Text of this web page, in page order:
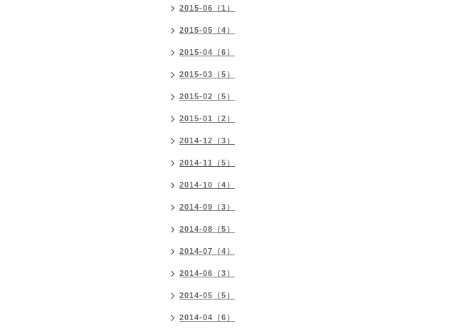
2015-06（1）
2015-05（4）
2015-04（6）
2015-03（5）
2015-02（5）
2015-01（2）
2014-12（3）
2014-11（5）
2014-10（4）
2014-09（3）
2014-08（5）
2014-07（4）
2014-06（3）
2014-05（5）
2014-04（6）